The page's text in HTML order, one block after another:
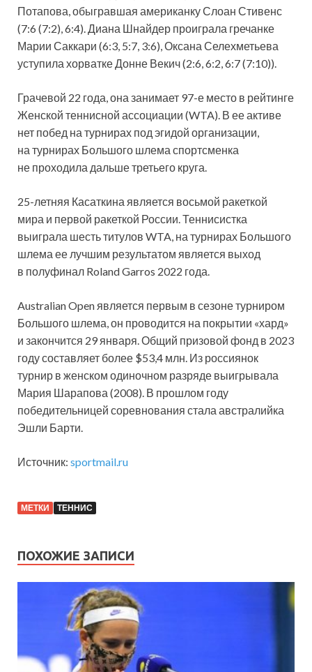
Потапова, обыгравшая американку Слоан Стивенс
(7:6 (7:2), 6:4). Диана Шнайдер проиграла гречанке
Марии Саккари (6:3, 5:7, 3:6), Оксана Селехметьева
уступила хорватке Донне Векич (2:6, 6:2, 6:7 (7:10)).
Грачевой 22 года, она занимает 97-е место в рейтинге
Женской теннисной ассоциации (WTA). В ее активе
нет побед на турнирах под эгидой организации,
на турнирах Большого шлема спортсменка
не проходила дальше третьего круга.
25-летняя Касаткина является восьмой ракеткой
мира и первой ракеткой России. Теннисистка
выиграла шесть титулов WTA, на турнирах Большого
шлема ее лучшим результатом является выход
в полуфинал Roland Garros 2022 года.
Australian Open является первым в сезоне турниром
Большого шлема, он проводится на покрытии «хард»
и закончится 29 января. Общий призовой фонд в 2023
году составляет более $53,4 млн. Из россиянок
турнир в женском одиночном разряде выигрывала
Мария Шарапова (2008). В прошлом году
победительницей соревнования стала австралийка
Эшли Барти.
Источник: sportmail.ru
МЕТКИ ТЕННИС
ПОХОЖИЕ ЗАПИСИ